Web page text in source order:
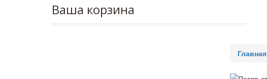
Ваша корзина
Главная